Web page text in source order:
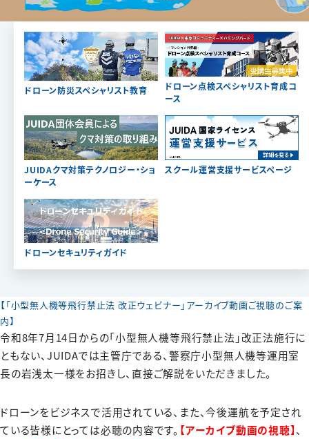
ドローン防災スペシャリスト教育
ドローン点検スペシャリスト育成コ
ース
JUIDAクマ対策テクノロジー・ショ
ーケース
スクール運営支援サービスページ
ドローンセキュリティガイド
【「小型無人機等飛行禁止法 改正ウェビナー」アーカイブ動画ご視聴のご案
内】
令和8年7月14日からの「小型無人機等飛行禁止法」改正法施行に
ともない、JUIDAでは主管庁である、警察庁小型無人機等運用室
長の岩浅太一様をお招きし、直接ご解説をいただきました。
ドローンをビジネスで活用されている、また、今後運航を予定され
ている皆様にとっては必聴の内容です。 【アーカイブ動画の視聴】、